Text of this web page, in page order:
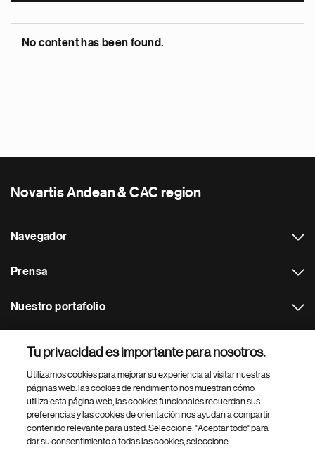
No content has been found.
Novartis Andean & CAC region
Navegador
Prensa
Nuestro portafolio
Footer Site Search
Tu privacidad es importante para nosotros.
Utilizamos cookies para mejorar su experiencia al visitar nuestras
páginas web: las cookies de rendimiento nos muestran cómo
utiliza esta página web, las cookies funcionales recuerdan sus
preferencias y las cookies de orientación nos ayudan a compartir
contenido relevante para usted. Seleccione: "Aceptar todo" para
dar su consentimiento a todas las cookies, seleccione